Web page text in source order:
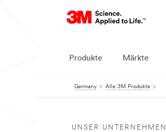
Produkte Märkte
Germany Alle 3M Produkte
UNSER UNTERNEHMEN